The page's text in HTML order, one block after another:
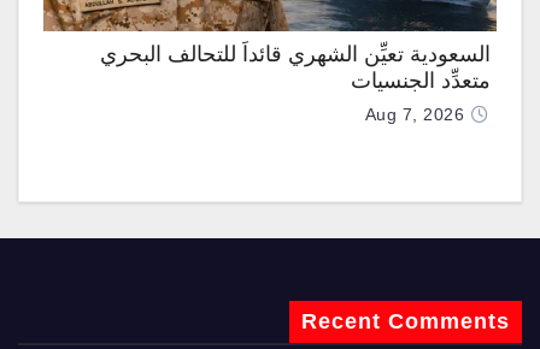
السعودية تعيِّن الشهري قائداً للتحالف البحري
متعدِّد الجنسيات
Aug 7, 2026
Recent Comments